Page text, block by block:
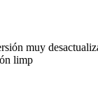
muy
limp